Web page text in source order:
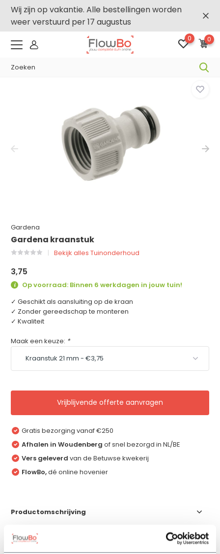
Wij zijn op vakantie. Alle bestellingen worden
weer verstuurd per 17 augustus
0 0
Gardena
Gardena kraanstuk
Bekijk alles Tuinonderhoud
3,75
Op voorraad: Binnen 6 werkdagen in jouw tuin!
✓ Geschikt als aansluiting op de kraan
✓ Zonder gereedschap te monteren
✓ Kwaliteit
Maak een keuze: *
Vrijblijvende offerte aanvragen
Gratis bezorging vanaf €250
Afhalen in Woudenberg of snel bezorgd in NL/BE
Vers geleverd van de Betuwse kwekerij
FlowBo,dé online hovenier
Productomschrijving
Specificaties